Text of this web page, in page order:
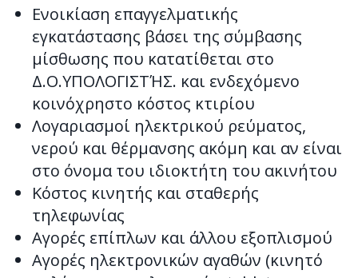
Ενοικίαση επαγγελματικής
εγκατάστασης βάσει της σύμβασης
μίσθωσης που κατατίθεται στο
Δ.Ο.ΥΠΟΛΟΓΙΣΤΉΣ. και ενδεχόμενο
κοινόχρηστο κόστος κτιρίου
Λογαριασμοί ηλεκτρικού ρεύματος,
νερού και θέρμανσης ακόμη και αν είναι
στο όνομα του ιδιοκτήτη του ακινήτου
Κόστος κινητής και σταθερής
τηλεφωνίας
Αγορές επίπλων και άλλου εξοπλισμού
Αγορές ηλεκτρονικών αγαθών (κινητό